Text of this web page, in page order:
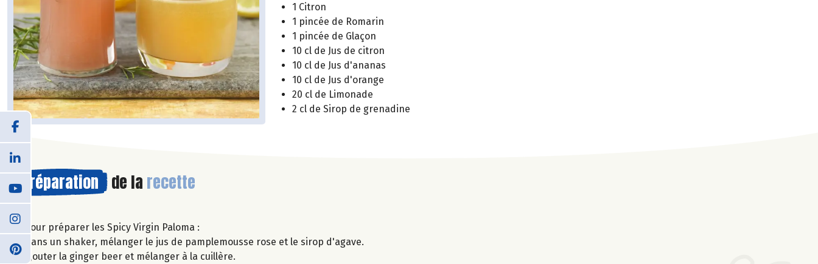
1 Citron
1 pincée de Romarin
1 pincée de Glaçon
10 cl de Jus de citron
10 cl de Jus d'ananas
10 cl de Jus d'orange
20 cl de Limonade
2 cl de Sirop de grenadine
Préparation de la recette
Pour préparer les Spicy Virgin Paloma :
Dans un shaker, mélanger le jus de pamplemousse rose et le sirop d'agave.
Ajouter la ginger beer et mélanger à la cuillère.